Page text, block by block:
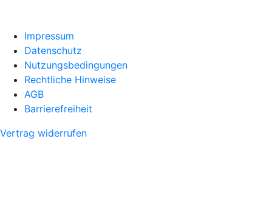
Impressum
Datenschutz
Nutzungsbedingungen
Rechtliche Hinweise
AGB
Barrierefreiheit
Vertrag widerrufen